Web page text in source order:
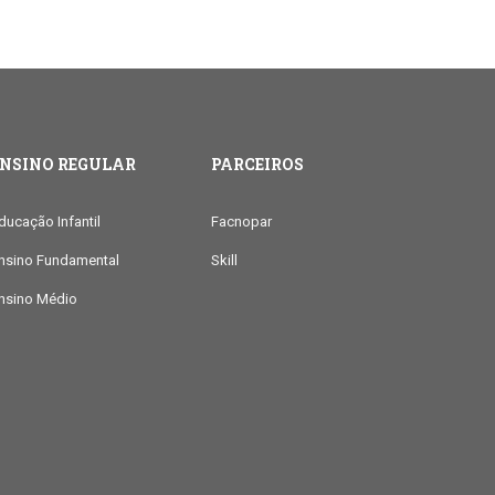
REGULAR
Infantil
Fundamental
Médio
PARCEIROS
Facnopar
Skill